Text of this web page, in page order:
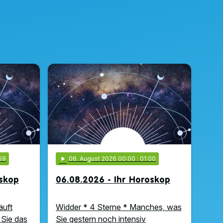
das
play_arrow 06. August 2026 00:00 · 01:00
06.08.2026 - Ihr Horoskop
Widder * 4 Sterne * Manches, was
Sie gestern noch intensiv